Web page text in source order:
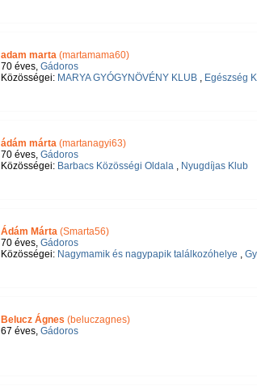
adam marta(martamama60)
70 éves, Gádoros
Közösségei: MARYA GYÓGYNÖVÉNY KLUB, Egészség
ádám márta(martanagyi63)
70 éves, Gádoros
Közösségei: Barbacs Közösségi Oldala, Nyugdíjas Klub
Ádám Márta(Smarta56)
70 éves, Gádoros
Közösségei: Nagymamik és nagypapik találkozóhelye ,
Belucz Ágnes (beluczagnes)
67 éves, Gádoros